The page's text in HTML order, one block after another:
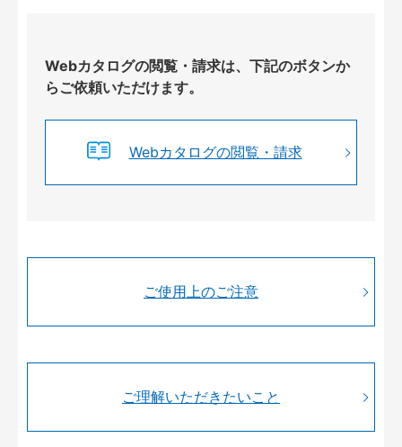
Webカタログの閲覧・請求は、下記のボタンか
らご依頼いただけます。
Webカタログの閲覧・請求
ご使用上のご注意
ご理解いただきたいこと